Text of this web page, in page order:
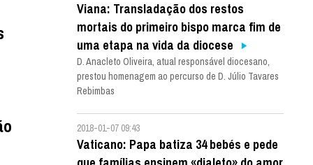
Viana: Transladação dos restos
mortais do primeiro bispo marca fim de
uma etapa na vida da diocese
D. Anacleto Oliveira, atual responsável diocesano,
prestou homenagem ao percurso de D. Júlio Tavares
Rebimbas
2018-01-07 09:43
Vaticano: Papa batiza 34 bebés e pede